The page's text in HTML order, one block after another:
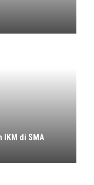
IKM di SMA